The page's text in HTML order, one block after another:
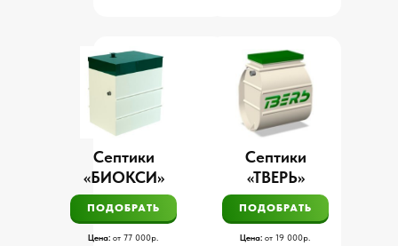
Септики
«БИОКСИ»
Цена: от 77 000р.
ПОДОБРАТЬ
Септики
«ТВЕРЬ»
Цена: от 19 000р.
ПОДОБРАТЬ